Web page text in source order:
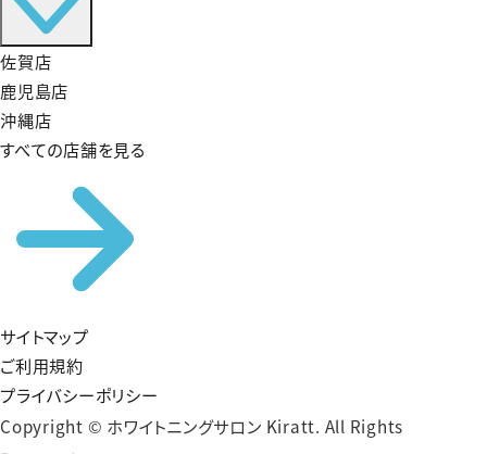
佐賀店
鹿児島店
沖縄店
すべての店舗を見る
サイトマップ
ご利用規約
プライバシーポリシー
Copyright © ホワイトニングサロン Kiratt. All Rights